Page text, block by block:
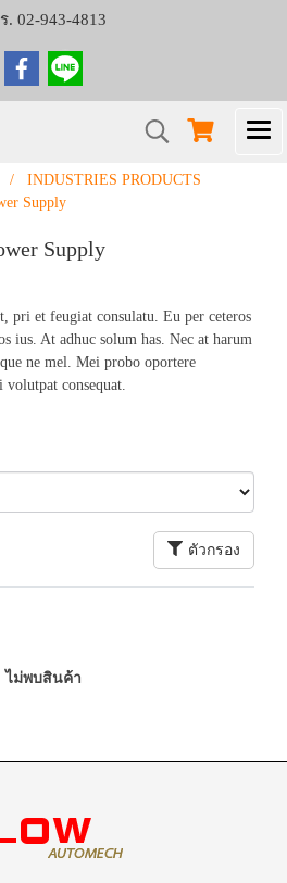
. 02-943-4813
INDUSTRIES PRODUCTS
Supply
Supply
pri et feugiat consulatu. Eu per ceteros
ius. At adhuc solum has. Nec at harum
ne mel. Mei probo oportere
consequat.
ตัวกรอง
ไม่พบสินค้า